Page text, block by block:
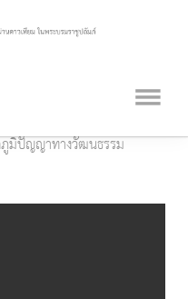
มิปัญญาทางวัฒนธรรม